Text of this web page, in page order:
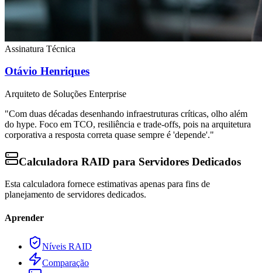
Assinatura Técnica
Otávio Henriques
Arquiteto de Soluções Enterprise
"Com duas décadas desenhando infraestruturas críticas, olho além
do hype. Foco em TCO, resiliência e trade-offs, pois na arquitetura
corporativa a resposta correta quase sempre é 'depende'."
Calculadora RAID para Servidores Dedicados
Esta calculadora fornece estimativas apenas para fins de
planejamento de servidores dedicados.
Aprender
Níveis RAID
Comparação